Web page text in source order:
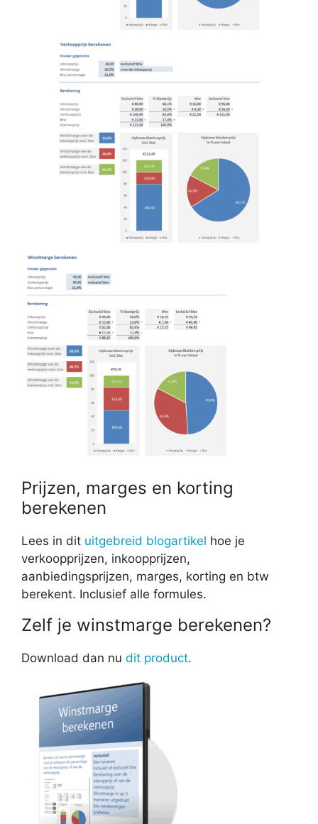
Prijzen, marges en korting
berekenen
Lees in dit uitgebreid blogartikel hoe je
verkoopprijzen, inkoopprijzen,
aanbiedingsprijzen, marges, korting en btw
berekent. Inclusief alle formules.
Zelf je winstmarge berekenen?
Download dan nu dit product.